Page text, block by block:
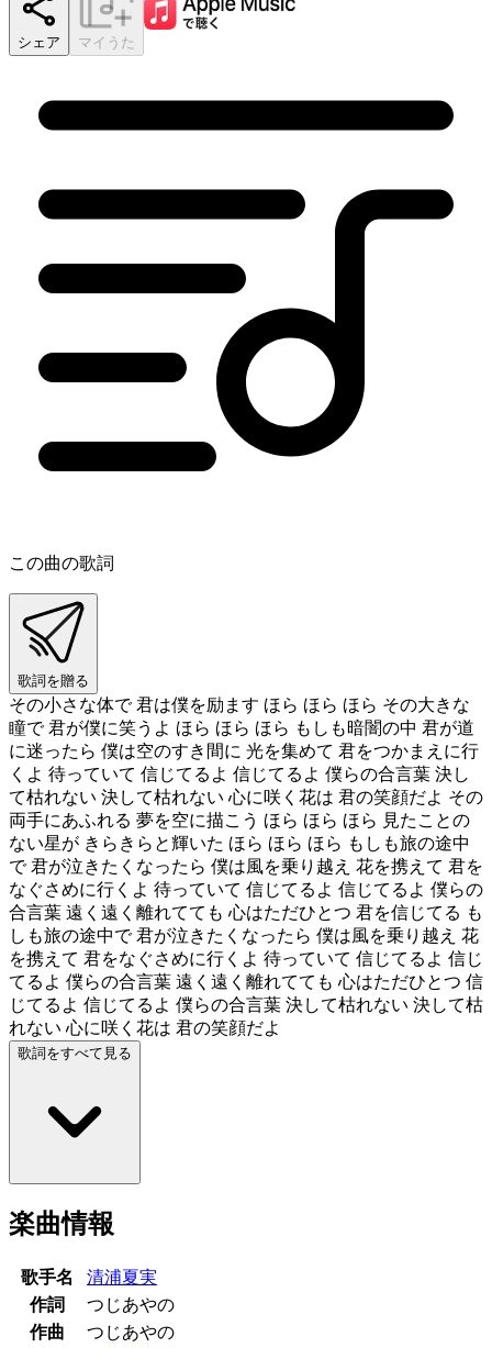
シェア マイうた
この曲の歌詞
歌詞を贈る
その小さな体で 君は僕を励ます ほら ほら ほら その大きな
瞳で 君が僕に笑うよ ほら ほら ほら もしも暗闇の中 君が道
に迷ったら 僕は空のすき間に 光を集めて 君をつかまえに行
くよ 待っていて 信じてるよ 信じてるよ 僕らの合言葉 決し
て枯れない 決して枯れない 心に咲く花は 君の笑顔だよ その
両手にあふれる 夢を空に描こう ほら ほら ほら 見たことの
ない星が きらきらと輝いた ほら ほら ほら もしも旅の途中
で 君が泣きたくなったら 僕は風を乗り越え 花を携えて 君を
なぐさめに行くよ 待っていて 信じてるよ 信じてるよ 僕らの
合言葉 遠く遠く離れてても 心はただひとつ 君を信じてる も
しも旅の途中で 君が泣きたくなったら 僕は風を乗り越え 花
を携えて 君をなぐさめに行くよ 待っていて 信じてるよ 信じ
てるよ 僕らの合言葉 遠く遠く離れてても 心はただひとつ 信
じてるよ 信じてるよ 僕らの合言葉 決して枯れない 決して枯
れない 心に咲く花は 君の笑顔だよ
歌詞をすべて見る
楽曲情報
歌手名
清浦夏実
作詞
つじあやの
作曲
つじあやの